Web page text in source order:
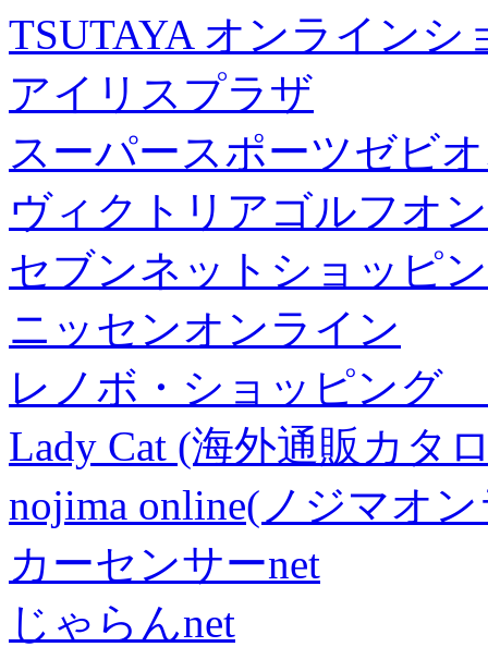
TSUTAYA オンラインシ
アイリスプラザ
スーパースポーツゼビ
ヴィクトリアゴルフオ
セブンネットショッピ
ニッセンオンライン
レノボ・ショッピング
Lady Cat (海外通販カタ
nojima online(ノジマオ
カーセンサーnet
じゃらんnet